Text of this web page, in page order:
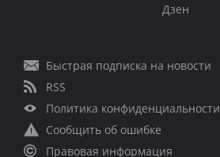
Дзен
Быстрая подписка на новости
RSS
Политика конфиденциальности
Сообщить об ошибке
Правовая информация